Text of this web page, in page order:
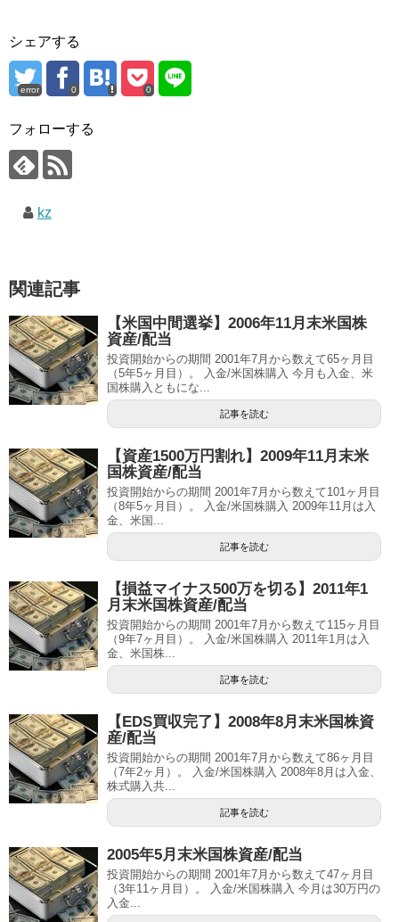
シェアする
error 0 0
フォローする
kz
関連記事
【米国中間選挙】2006年11月末米国株
資産/配当
投資開始からの期間 2001年7月から数えて65ヶ月目
（5年5ヶ月目）。 入金/米国株購入 今月も入金、米
国株購入ともにな...
記事を読む
【資産1500万円割れ】2009年11月末米
国株資産/配当
投資開始からの期間 2001年7月から数えて101ヶ月目
（8年5ヶ月目）。 入金/米国株購入 2009年11月は入
金、米国...
記事を読む
【損益マイナス500万を切る】2011年1
月末米国株資産/配当
投資開始からの期間 2001年7月から数えて115ヶ月目
（9年7ヶ月目）。 入金/米国株購入 2011年1月は入
金、米国株...
記事を読む
【EDS買収完了】2008年8月末米国株資
産/配当
投資開始からの期間 2001年7月から数えて86ヶ月目
（7年2ヶ月）。 入金/米国株購入 2008年8月は入金、
株式購入共...
記事を読む
2005年5月末米国株資産/配当
投資開始からの期間 2001年7月から数えて47ヶ月目
（3年11ヶ月目）。 入金/米国株購入 今月は30万円の
入金...